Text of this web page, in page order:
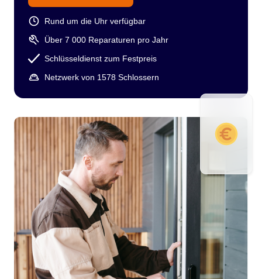
Rund um die Uhr verfügbar
Über 7 000 Reparaturen pro Jahr
Schlüsseldienst zum Festpreis
Netzwerk von 1578 Schlossern